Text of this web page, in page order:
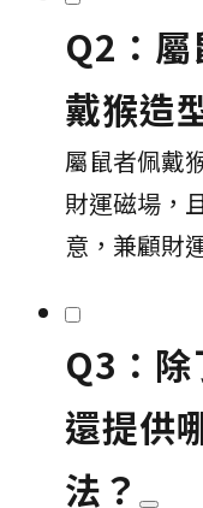
Q2：
戴猴造
屬鼠者佩戴
財運磁場，
意，兼顧財
Q3：
還提供
法？